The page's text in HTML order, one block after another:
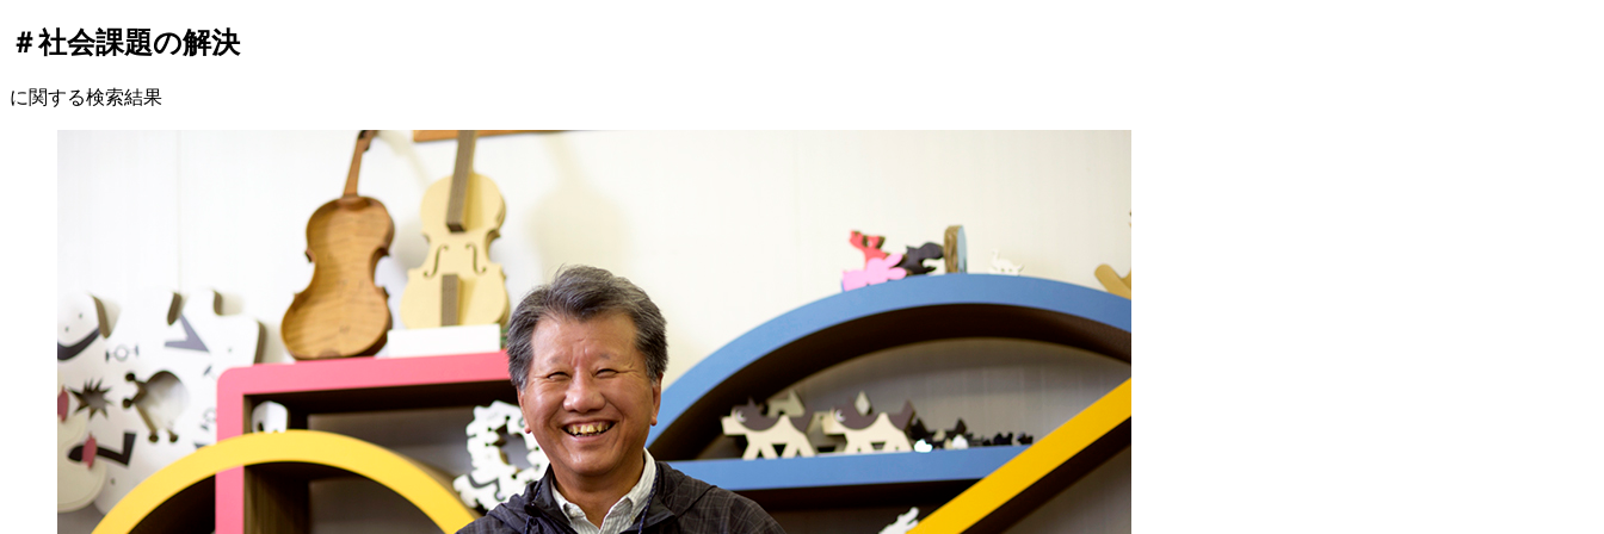
＃社会課題の解決
に関する検索結果